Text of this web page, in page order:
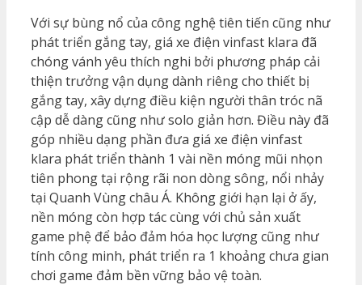
Với sự bùng nổ của công nghệ tiên tiến cũng như
phát triển gắng tay, giá xe điện vinfast klara đã
chóng vánh yêu thích nghi bởi phương pháp cải
thiện trưởng vận dụng dành riêng cho thiết bị
gắng tay, xây dựng điều kiện người thân tróc nã
cập dễ dàng cũng như solo giản hơn. Điều này đã
góp nhiều dạng phần đưa giá xe điện vinfast
klara phát triển thành 1 vài nền móng mũi nhọn
tiên phong tại rộng rãi non dòng sông, nổi nhảy
tại Quanh Vùng châu Á. Không giới hạn lại ở ấy,
nền móng còn hợp tác cùng với chủ sản xuất
game phệ để bảo đảm hóa học lượng cũng như
tính công minh, phát triển ra 1 khoảng chưa gian
chơi game đảm bền vững bảo vệ toàn.